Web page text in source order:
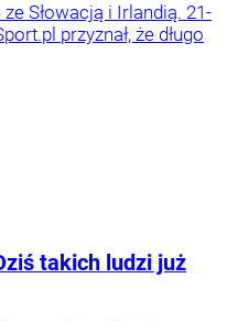
Słowacją i Irlandią. 21-
przyznał, że długo
takich ludzi już